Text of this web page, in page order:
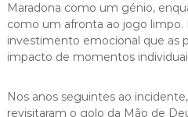
Maradona como um génio,
como um afronta ao jogo limpo.
investimento emocional que as
impacto de momentos
Nos anos seguintes ao
revisitaram o golo da Mão de